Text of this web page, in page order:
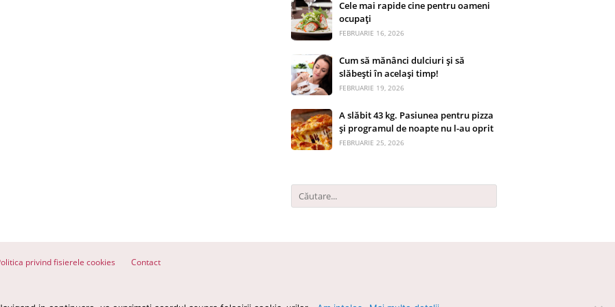
Cele mai rapide cine pentru oameni
ocupați
FEBRUARIE 16, 2026
Cum să mănânci dulciuri și să
slăbești în același timp!
FEBRUARIE 19, 2026
A slăbit 43 kg. Pasiunea pentru pizza
și programul de noapte nu l-au oprit
FEBRUARIE 25, 2026
privind fisierele cookies Contact